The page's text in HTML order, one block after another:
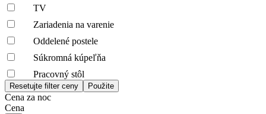
TV
Zariadenia na varenie
Oddelené postele
Súkromná kúpeľňa
Pracovný stôl
Cena za noc
Cena